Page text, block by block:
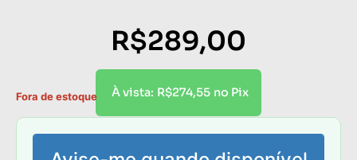
R$289,00
À vista: R$274,55 no Pix
Fora de estoque